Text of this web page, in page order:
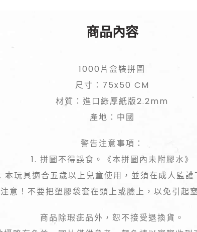
商品內容
1000片盒裝拼圖
尺寸：75x50 CM
材質：進口綠厚紙版2.2mm
產地：中國
警告注意事項：
1. 拼圖不得誤食。《本拼圖內未附膠水》
本玩具適合五歲以上兒童使用，並須在成人監護
意！不要把塑膠袋套在頭上或臉上，以免引起
商品除瑕疵品外，恕不接受退換貨。